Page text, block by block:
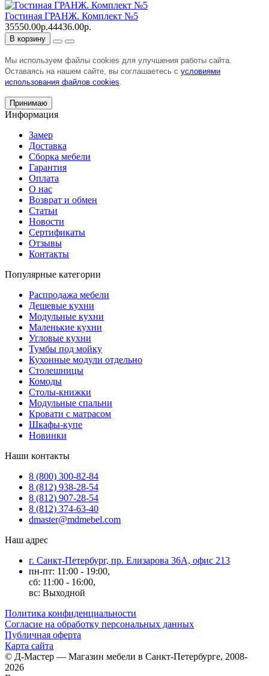
Гостиная ГРАНЖ. Комплект №5
35550.00р.44436.00р.
В корзину
Мы используем файлы cookies для улучшения работы сайта.
Оставаясь на нашем сайте, вы соглашаетесь с условиями
использования файлов cookies
Принимаю
Информация
Замер
Доставка
Сборка мебели
Гарантия
Оплата
О нас
Возврат и обмен
Статьи
Новости
Сертификаты
Отзывы
Контакты
Популярные категории
Распродажа мебели
Дешевые кухни
Модульные кухни
Маленькие кухни
Угловые кухни
Тумбы под мойку
Кухонные модули отдельно
Столешницы
Комоды
Столы-книжки
Модульные спальни
Кровати с матрасом
Шкафы-купе
Новинки
Наши контакты
8 (800) 300-82-84
8 (812) 938-28-54
8 (812) 907-28-54
8 (812) 374-63-40
dmaster@mdmebel.com
Наш адрес
г. Санкт-Петербург, пр. Елизарова 36А, офис 213
пн-пт: 11:00 - 19:00,
сб: 11:00 - 16:00,
вс: Выходной
Политика конфиденциальности
Согласие на обработку персональных данных
Публичная оферта
Карта сайта
© Д-Мастер — Магазин мебели в Санкт-Петербурге, 2008-
2026